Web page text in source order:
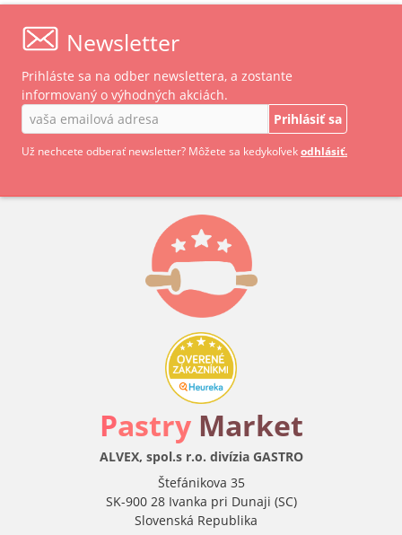
Newsletter
Prihláste sa na odber newslettera, a zostante
informovaný o výhodných akciách.
Prihlásiť sa
Už nechcete odberať newsletter? Môžete sa kedykoľvekodhlásiť.
Pastry Market
ALVEX, spol.s r.o. divízia GASTRO
Štefánikova 35
SK-900 28 Ivanka pri Dunaji (SC)
Slovenská Republika